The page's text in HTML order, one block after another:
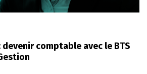
comptable avec le BTS